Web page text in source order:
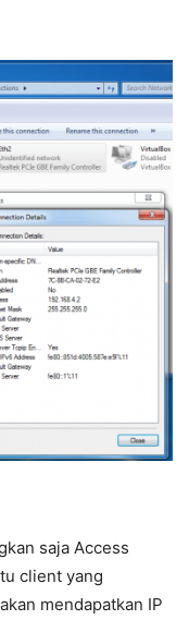
saja Access
client yang
mendapatkan IP